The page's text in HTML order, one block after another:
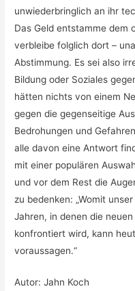
unwiederbringlich an ihr
Das Geld entstamme dem
verbleibe folglich dort –
Abstimmung. Es sei also
Bildung oder Soziales
hätten nichts von einem
gegen die gegenseitige
Bedrohungen und
alle davon eine Antwort
mit einer populären
und vor dem Rest die
zu bedenken: „Womit
Jahren, in denen die
konfrontiert wird, kann
voraussagen.“
Autor: Jahn Koch